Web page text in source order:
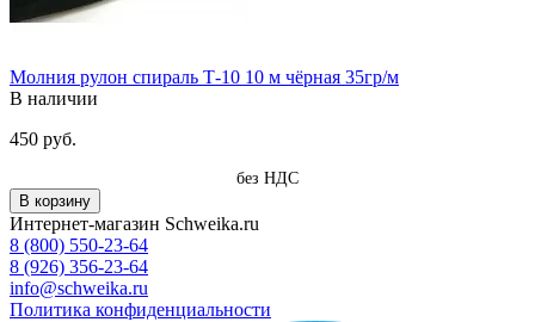
Молния рулон спираль Т-10 10 м чёрная 35гр/м
В наличии
450 руб.
без НДС
В корзину
Интернет-магазин Schweika.ru
8 (800) 550-23-64
8 (926) 356-23-64
info@schweika.ru
Политика конфиденциальности